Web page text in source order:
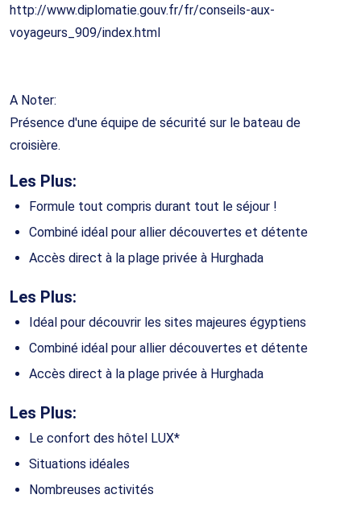
http://www.diplomatie.gouv.fr/fr/conseils-aux-
voyageurs_909/index.html
A Noter:
Présence d'une équipe de sécurité sur le bateau de
croisière.
Les Plus:
Formule tout compris durant tout le séjour !
Combiné idéal pour allier découvertes et détente
Accès direct à la plage privée à Hurghada
Les Plus:
Idéal pour découvrir les sites majeures égyptiens
Combiné idéal pour allier découvertes et détente
Accès direct à la plage privée à Hurghada
Les Plus:
Le confort des hôtel LUX*
Situations idéales
Nombreuses activités